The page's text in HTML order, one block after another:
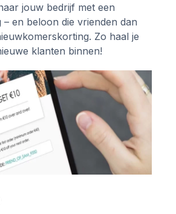
jouw bedrijf met een
– en beloon die vrienden dan
Zo haal je
klanten binnen!